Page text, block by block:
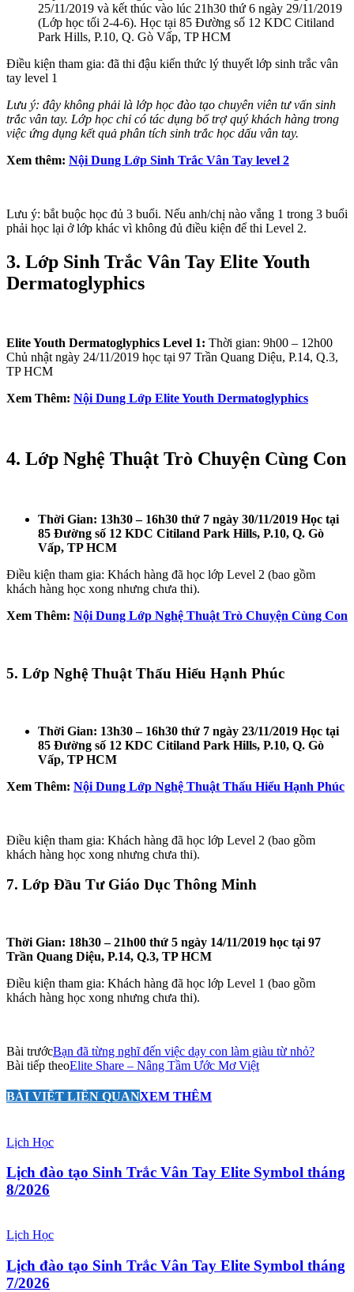
25/11/2019 và kết thúc vào lúc 21h30 thứ 6 ngày 29/11/2019
(Lớp học tối 2-4-6). Học tại 85 Đường số 12 KDC Citiland
Park Hills, P.10, Q. Gò Vấp, TP HCM
Điều kiện tham gia: đã thi đậu kiến thức lý thuyết lớp sinh trắc vân
tay level 1
Lưu ý: đây không phải là lớp học đào tạo chuyên viên tư vấn sinh
trắc vân tay. Lớp học chỉ có tác dụng bổ trợ quý khách hàng trong
việc ứng dụng kết quả phân tích sinh trắc học dấu vân tay.
Xem thêm: Nội Dung Lớp Sinh Trắc Vân Tay level 2
Lưu ý: bắt buộc học đủ 3 buổi. Nếu anh/chị nào vắng 1 trong 3 buổi
phải học lại ở lớp khác vì không đủ điều kiện để thi Level 2.
3. Lớp Sinh Trắc Vân Tay Elite Youth
Dermatoglyphics
Elite Youth Dermatoglyphics Level 1: Thời gian: 9h00 – 12h00
Chủ nhật ngày 24/11/2019 học tại 97 Trần Quang Diệu, P.14, Q.3,
TP HCM
Xem Thêm: Nội Dung Lớp Elite Youth Dermatoglyphics
4. Lớp Nghệ Thuật Trò Chuyện Cùng Con
Thời Gian: 13h30 – 16h30 thứ 7 ngày 30/11/2019 Học tại
85 Đường số 12 KDC Citiland Park Hills, P.10, Q. Gò
Vấp, TP HCM
Điều kiện tham gia: Khách hàng đã học lớp Level 2 (bao gồm
khách hàng học xong nhưng chưa thi).
Xem Thêm: Nội Dung Lớp Nghệ Thuật Trò Chuyện Cùng Con
5. Lớp Nghệ Thuật Thấu Hiểu Hạnh Phúc
Thời Gian: 13h30 – 16h30 thứ 7 ngày 23/11/2019 Học tại
85 Đường số 12 KDC Citiland Park Hills, P.10, Q. Gò
Vấp, TP HCM
Xem Thêm: Nội Dung Lớp Nghệ Thuật Thấu Hiểu Hạnh Phúc
Điều kiện tham gia: Khách hàng đã học lớp Level 2 (bao gồm
khách hàng học xong nhưng chưa thi).
7. Lớp Đầu Tư Giáo Dục Thông Minh
Thời Gian: 18h30 – 21h00 thứ 5 ngày 14/11/2019 học tại 97
Trần Quang Diệu, P.14, Q.3, TP HCM
Điều kiện tham gia: Khách hàng đã học lớp Level 1 (bao gồm
khách hàng học xong nhưng chưa thi).
Bài trướcBạn đã từng nghĩ đến việc dạy con làm giàu từ nhỏ?
Bài tiếp theoElite Share – Nâng Tầm Ước Mơ Việt
BÀI VIẾT LIÊN QUANXEM THÊM
Lịch Học
Lịch đào tạo Sinh Trắc Vân Tay Elite Symbol tháng
8/2026
Lịch Học
Lịch đào tạo Sinh Trắc Vân Tay Elite Symbol tháng
7/2026